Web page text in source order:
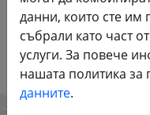
данни, които сте им
събрали като част
услуги. За повече
нашата политика за
данните.